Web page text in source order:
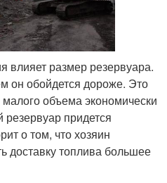
влияет размер резервуара.
он обойдется дороже. Это
малого объема экономически
придется
о том, что хозяин
доставку топлива большее